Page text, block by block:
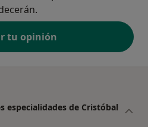
tu opinión
especialidades de Cristóbal